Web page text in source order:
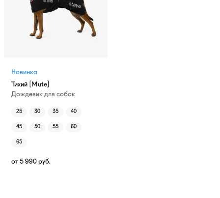
Новинка
Тихий [Mute]
Дождевик для собак
25 30 35 40
45 50 55 60
65
от 5 990 руб.